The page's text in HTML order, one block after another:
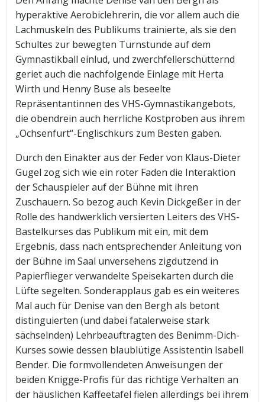
hyperaktive Aerobiclehrerin, die vor allem auch die
Lachmuskeln des Publikums trainierte, als sie den
Schultes zur bewegten Turnstunde auf dem
Gymnastikball einlud, und zwerchfellerschütternd
geriet auch die nachfolgende Einlage mit Herta
Wirth und Henny Buse als beseelte
Repräsentantinnen des VHS-Gymnastikangebots,
die obendrein auch herrliche Kostproben aus ihrem
„Ochsenfurt“-Englischkurs zum Besten gaben.
Durch den Einakter aus der Feder von Klaus-Dieter
Gugel zog sich wie ein roter Faden die Interaktion
der Schauspieler auf der Bühne mit ihren
Zuschauern. So bezog auch Kevin Dickgeßer in der
Rolle des handwerklich versierten Leiters des VHS-
Bastelkurses das Publikum mit ein, mit dem
Ergebnis, dass nach entsprechender Anleitung von
der Bühne im Saal unversehens zigdutzend in
Papierflieger verwandelte Speisekarten durch die
Lüfte segelten. Sonderapplaus gab es ein weiteres
Mal auch für Denise van den Bergh als betont
distinguierten (und dabei fatalerweise stark
sächselnden) Lehrbeauftragten des Benimm-Dich-
Kurses sowie dessen blaublütige Assistentin Isabell
Bender. Die formvollendeten Anweisungen der
beiden Knigge-Profis für das richtige Verhalten an
der häuslichen Kaffeetafel fielen allerdings bei ihrem